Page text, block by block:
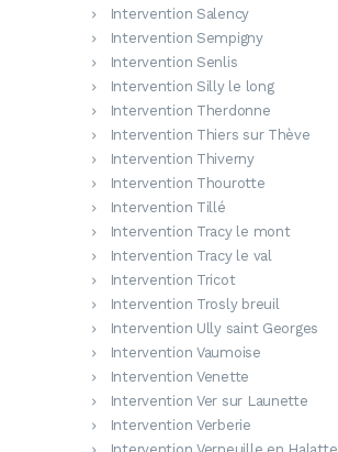
Intervention Salency
Intervention Sempigny
Intervention Senlis
Intervention Silly le long
Intervention Therdonne
Intervention Thiers sur Thève
Intervention Thiverny
Intervention Thourotte
Intervention Tillé
Intervention Tracy le mont
Intervention Tracy le val
Intervention Tricot
Intervention Trosly breuil
Intervention Ully saint Georges
Intervention Vaumoise
Intervention Venette
Intervention Ver sur Launette
Intervention Verberie